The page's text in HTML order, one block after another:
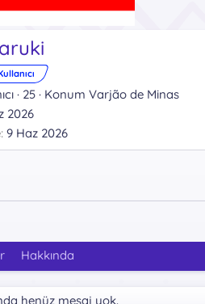
· 25 · Konum Varjão de Minas
2026
9 Haz 2026
Hakkında
henüz mesaj yok.